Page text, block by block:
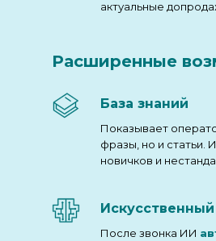
Показывает
фразы, но и статьи.
новичков и
База знаний
После звонка ИИ
актуальные
Расширенные